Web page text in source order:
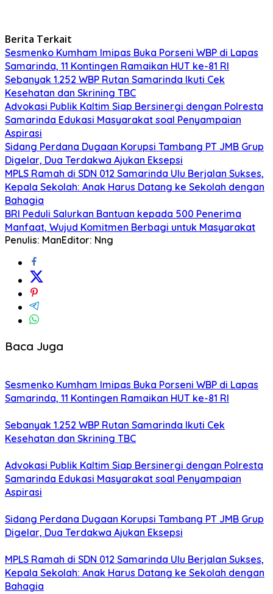
Berita Terkait
Sesmenko Kumham Imipas Buka Porseni WBP di Lapas
Samarinda, 11 Kontingen Ramaikan HUT ke-81 RI
Sebanyak 1.252 WBP Rutan Samarinda Ikuti Cek
Kesehatan dan Skrining TBC
Advokasi Publik Kaltim Siap Bersinergi dengan Polresta
Samarinda Edukasi Masyarakat soal Penyampaian
Aspirasi
Sidang Perdana Dugaan Korupsi Tambang PT JMB Grup
Digelar, Dua Terdakwa Ajukan Eksepsi
MPLS Ramah di SDN 012 Samarinda Ulu Berjalan Sukses,
Kepala Sekolah: Anak Harus Datang ke Sekolah dengan
Bahagia
BRI Peduli Salurkan Bantuan kepada 500 Penerima
Manfaat, Wujud Komitmen Berbagi untuk Masyarakat
Penulis: ManEditor: Nng
Baca Juga
Sesmenko Kumham Imipas Buka Porseni WBP di Lapas
Samarinda, 11 Kontingen Ramaikan HUT ke-81 RI
Sebanyak 1.252 WBP Rutan Samarinda Ikuti Cek
Kesehatan dan Skrining TBC
Advokasi Publik Kaltim Siap Bersinergi dengan Polresta
Samarinda Edukasi Masyarakat soal Penyampaian
Aspirasi
Sidang Perdana Dugaan Korupsi Tambang PT JMB Grup
Digelar, Dua Terdakwa Ajukan Eksepsi
MPLS Ramah di SDN 012 Samarinda Ulu Berjalan Sukses,
Kepala Sekolah: Anak Harus Datang ke Sekolah dengan
Bahagia